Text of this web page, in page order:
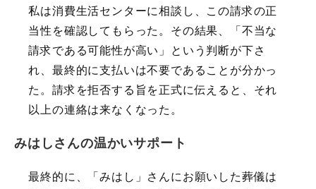
私は消費生活センターに相談し、この請求の正
当性を確認してもらった。その結果、「不当な
請求である可能性が高い」という判断が下さ
れ、最終的に支払いは不要であることが分かっ
た。請求を拒否する旨を正式に伝えると、それ
以上の連絡は来なくなった。
みはしさんの温かいサポート
最終的に、「みはし」さんにお願いした葬儀は